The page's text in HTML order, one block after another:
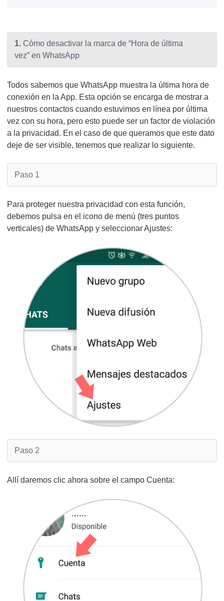
1. Cómo desactivar la marca de “Hora de última
vez” en WhatsApp
Todos sabemos que WhatsApp muestra la última hora de
conexión en la App. Esta opción se encarga de mostrar a
nuestros contactos cuando estuvimos en línea por última
vez con su hora, pero esto puede ser un factor de violación
a la privacidad. En el caso de que queramos que este dato
deje de ser visible, tenemos que realizar lo siguiente.
Paso 1
Para proteger nuestra privacidad con esta función,
debemos pulsa en el icono de menú (tres puntos
verticales) de WhatsApp y seleccionar Ajustes:
Paso 2
Allí daremos clic ahora sobre el campo Cuenta: